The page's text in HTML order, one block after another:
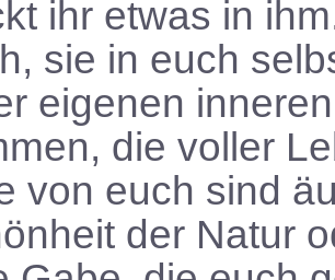
ihr etwas in
sie in euch
eigenen
die voller
von euch sind
der Natur